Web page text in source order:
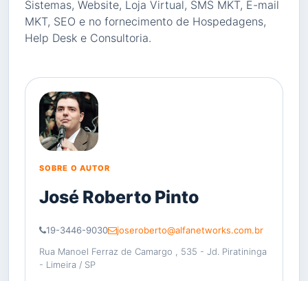
Sistemas, Website, Loja Virtual, SMS MKT, E-mail
MKT, SEO e no fornecimento de Hospedagens,
Help Desk e Consultoria.
SOBRE O AUTOR
José Roberto Pinto
19-3446-9030
joseroberto@alfanetworks.com.br
Rua Manoel Ferraz de Camargo , 535 - Jd. Piratininga
- Limeira / SP